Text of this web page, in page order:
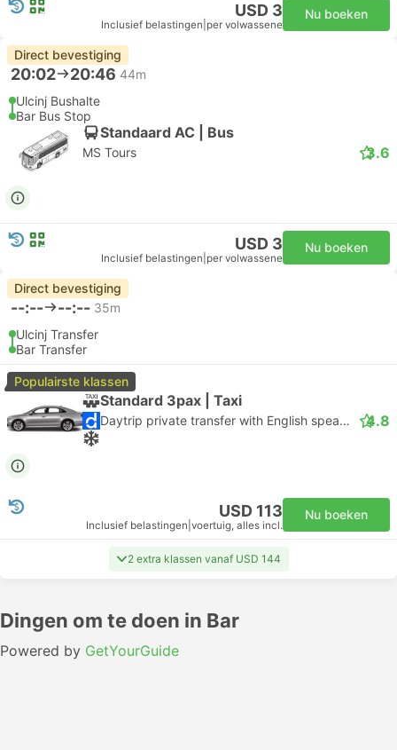
USD 3
Inclusief belastingen per volwassene
Nu boeken
Direct bevestiging
20:02 20:46 44m
Ulcinj Bushalte
Bar Bus Stop
Standaard AC | Bus
MS Tours 3.6
USD 3
Inclusief belastingen per volwassene
Nu boeken
Direct bevestiging
--:-- --:-- 35m
Ulcinj Transfer
Bar Transfer
Populairste klassen
Standard 3pax | Taxi
Daytrip private transfer with English speaking driver 4.8
USD 113
Inclusief belastingen voertuig, alles incl.
Nu boeken
2 extra klassen vanaf USD 144
Dingen om te doen in Bar
Powered by GetYourGuide